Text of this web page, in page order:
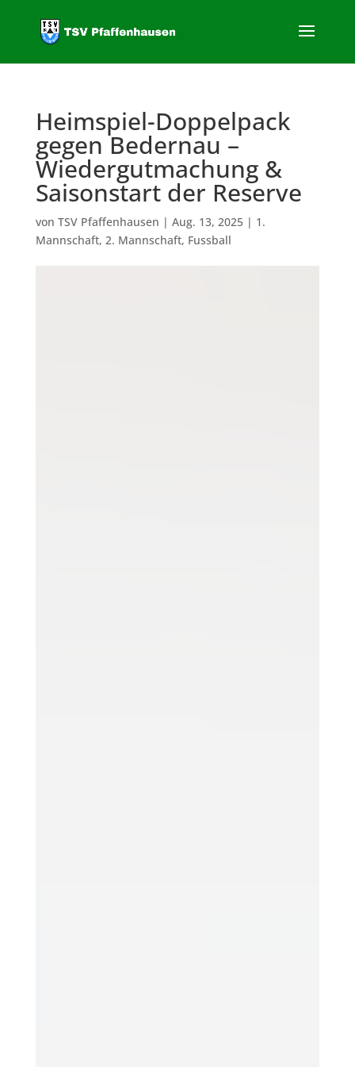
Heimspiel-Doppelpack
gegen Bedernau –
Wiedergutmachung &
Saisonstart der Reserve
von TSV Pfaffenhausen | Aug. 13, 2025| 1.
Mannschaft, 2. Mannschaft, Fussball